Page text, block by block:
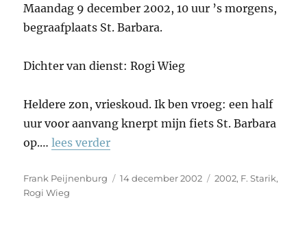
Maandag 9 december 2002, 10 uur ’s morgens,
begraafplaats St. Barbara.
Dichter van dienst: Rogi Wieg
Heldere zon, vrieskoud. Ik ben vroeg: een half
uur voor aanvang knerpt mijn fiets St. Barbara
op.…lees verder
Auteur
Frank Peijnenburg
Geplaatst
14 december 2002 Tags
2002, F. Starik,
Rogi Wieg